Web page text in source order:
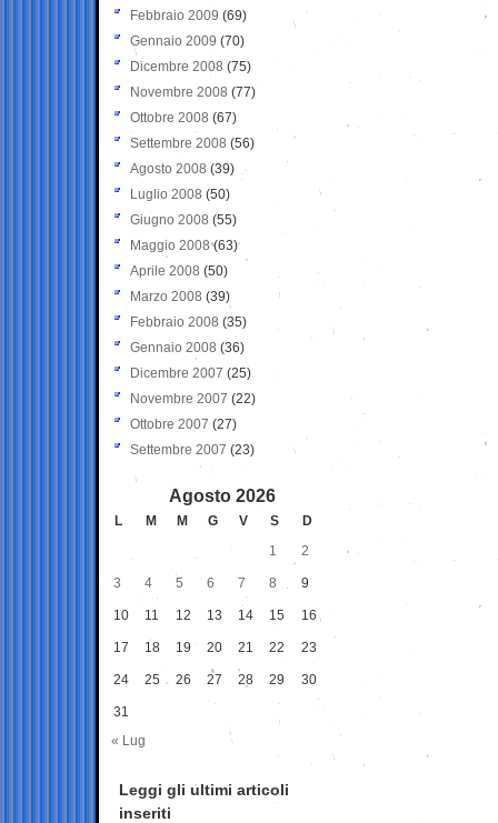
Febbraio 2009 (69)
Gennaio 2009 (70)
Dicembre 2008 (75)
Novembre 2008 (77)
Ottobre 2008 (67)
Settembre 2008 (56)
Agosto 2008 (39)
Luglio 2008 (50)
Giugno 2008 (55)
Maggio 2008(63)
Aprile 2008 (50)
Marzo 2008 (39)
Febbraio 2008 (35)
Gennaio 2008 (36)
Dicembre 2007 (25)
Novembre 2007 (22)
Ottobre 2007 (27)
Settembre 2007 (23)
Agosto 2026
L M M G V S
D
1
2
3 4 5 6 7 8 9
10 11 12 13 14 15 16
17 18 19 20 21 22 23
24 25 26 27 28 29 30
31
« Lug
Leggi gli ultimi articoli
inseriti